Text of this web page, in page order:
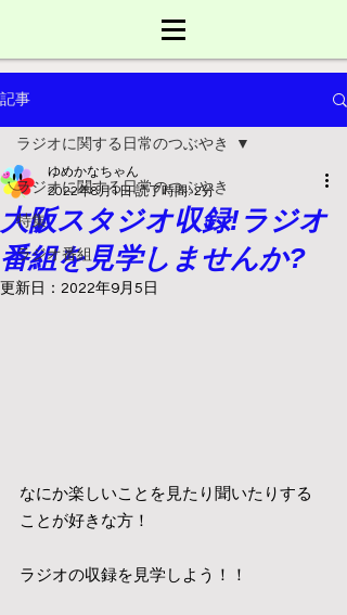
記事
ラジオに関する日常のつぶやき
特集
ラジオ番組
ラジオに関する日常のつぶやき
大阪スタジオ収録!ラジオ
番組を見学しませんか?
ゆめかなちゃん
2022年8月1日 読了時間: 2分
更新日： 2022年9月5日
なにか楽しいことを見たり聞いたりする
ことが好きな方！
ラジオの収録を見学しよう！！